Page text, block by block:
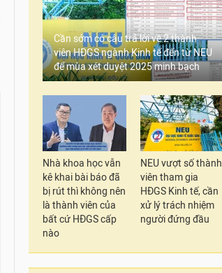
Cần sớm có câu trả lời về 2 thành
viên HĐGS ngành Kinh tế đến từ NEU
để mùa xét duyệt 2025 minh bạch
Nhà khoa học vẫn
kê khai bài báo đã
bị rút thì không nên
là thành viên của
bất cứ HĐGS cấp
nào
NEU vượt số thành
viên tham gia
HĐGS Kinh tế, cần
xử lý trách nhiệm
người đứng đầu